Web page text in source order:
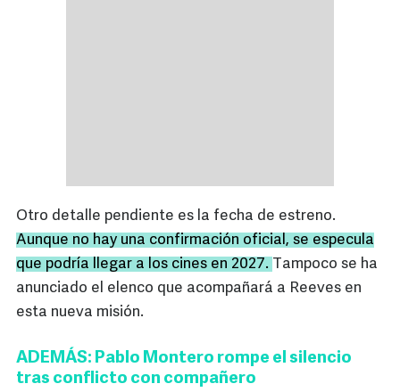
Otro detalle pendiente es la fecha de estreno.
Aunque no hay una confirmación oficial, se especula
que podría llegar a los cines en 2027. Tampoco se ha
anunciado el elenco que acompañará a Reeves en
esta nueva misión.
ADEMÁS: Pablo Montero rompe el silencio
tras conflicto con compañero